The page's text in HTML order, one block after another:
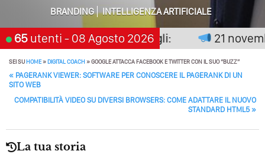
Perché Pubblicare Non Basta Più? Contenuti Di Valore O
Solo Rumore…
Perché Non Guadagni Sui Social Media? Probabilmente
Tutto Peggiorerà
Quali Sono Gli Errori Della Comunicazione Politica? Il
Caso Delle Braccia Incrociate
L’Accademia Del Wedding
BRANDING
INTELLIGENZA ARTIFICIALE
65 utenti - 08 Agosto 2026
premia chi aspetta, scegli: 21
SEI SUHOME»DIGITAL COACH»GOOGLE ATTACCA FACEBOOK E TWITTER CON IL SUO “BUZZ”
POST NAVIGATION
« PAGERANK VIEWER: SOFTWARE PER CONOSCERE IL PAGERANK DI UN
SITO WEB
COMPATIBILITÀ VIDEO SU DIVERSI BROWSERS: COME ADATTARE IL NUOVO
STANDARD HTML5»
La tua storia